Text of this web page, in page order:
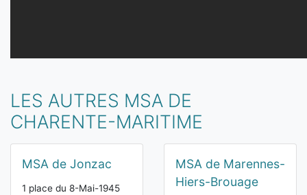
LES AUTRES MSA DE
CHARENTE-MARITIME
MSA de Jonzac
1 place du 8-Mai-1945
MSA de Marennes-
Hiers-Brouage